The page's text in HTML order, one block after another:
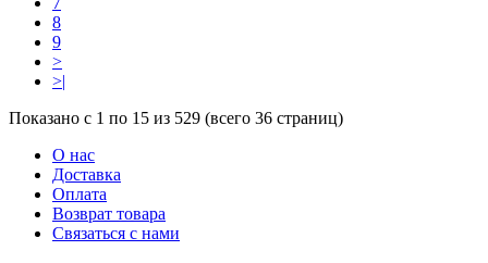
8
9
>
>|
Показано с 1 по 15 из 529 (всего 36 страниц)
О нас
Доставка
Оплата
Возврат товара
Связаться с нами